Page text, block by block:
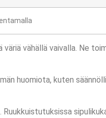
vähällä vaivalla. Ne
huomiota, kuten